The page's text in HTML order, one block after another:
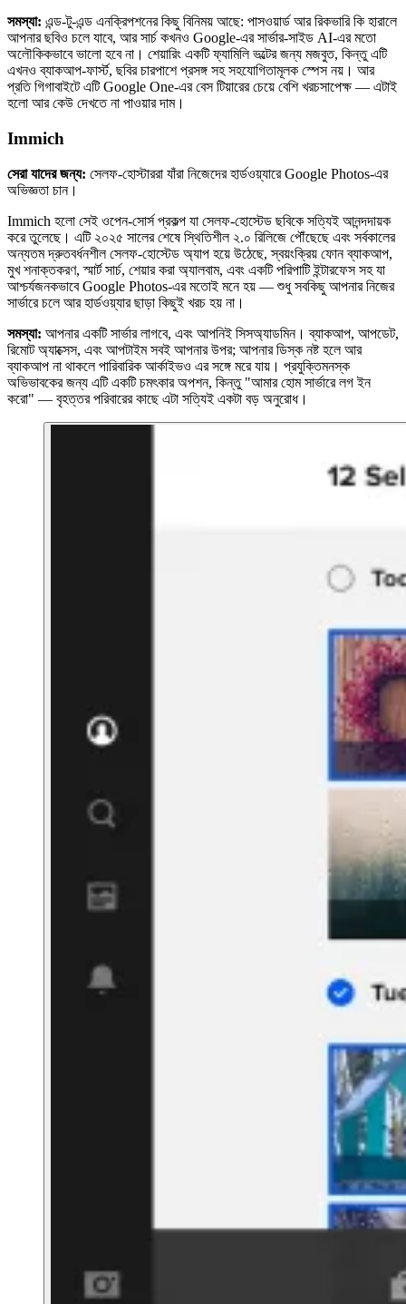
সমস্যা: এন্ড-টু-এন্ড এনক্রিপশনের কিছু বিনিময় আছে: পাসওয়ার্ড আর রিকভারি কি হারালে
আপনার ছবিও চলে যাবে, আর সার্চ কখনও Google-এর সার্ভার-সাইড AI-এর মতো
অলৌকিকভাবে ভালো হবে না। শেয়ারিং একটি ফ্যামিলি ভল্টের জন্য মজবুত, কিন্তু এটি
এখনও ব্যাকআপ-ফার্স্ট, ছবির চারপাশে প্রসঙ্গ সহ সহযোগিতামূলক স্পেস নয়। আর
প্রতি গিগাবাইটে এটি Google One-এর বেস টিয়ারের চেয়ে বেশি খরচসাপেক্ষ — এটাই
হলো আর কেউ দেখতে না পাওয়ার দাম।
Immich
সেরা যাদের জন্য: সেলফ-হোস্টাররা যাঁরা নিজেদের হার্ডওয়্যারে Google Photos-এর
অভিজ্ঞতা চান।
Immich হলো সেই ওপেন-সোর্স প্রকল্প যা সেলফ-হোস্টেড ছবিকে সত্যিই আনন্দদায়ক
করে তুলেছে। এটি ২০২৫ সালের শেষে স্থিতিশীল ২.০ রিলিজে পৌঁছেছে এবং সর্বকালের
অন্যতম দ্রুতবর্ধনশীল সেলফ-হোস্টেড অ্যাপ হয়ে উঠেছে, স্বয়ংক্রিয় ফোন ব্যাকআপ,
মুখ শনাক্তকরণ, স্মার্ট সার্চ, শেয়ার করা অ্যালবাম, এবং একটি পরিপাটি ইন্টারফেস সহ যা
আশ্চর্যজনকভাবে Google Photos-এর মতোই মনে হয় — শুধু সবকিছু আপনার নিজের
সার্ভারে চলে আর হার্ডওয়্যার ছাড়া কিছুই খরচ হয় না।
সমস্যা: আপনার একটি সার্ভার লাগবে, এবং আপনিই সিসঅ্যাডমিন। ব্যাকআপ, আপডেট,
রিমোট অ্যাক্সেস, এবং আপটাইম সবই আপনার উপর; আপনার ডিস্ক নষ্ট হলে আর
ব্যাকআপ না থাকলে পারিবারিক আর্কাইভও এর সঙ্গে মরে যায়। প্রযুক্তিমনস্ক
অভিভাবকের জন্য এটি একটি চমৎকার অপশন, কিন্তু "আমার হোম সার্ভারে লগ ইন
করো" — বৃহত্তর পরিবারের কাছে এটা সত্যিই একটা বড় অনুরোধ।